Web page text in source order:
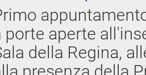
porte aperte
della Regina,